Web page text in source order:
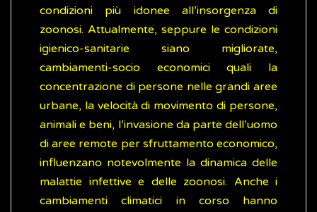
condizioni più idonee all’insorgenza di
zoonosi. Attualmente, seppure le condizioni
igienico-sanitarie siano migliorate,
cambiamenti-socio economici quali la
concentrazione di persone nelle grandi aree
urbane, la velocità di movimento di persone,
animali e beni, l’invasione da parte dell’uomo
di aree remote per sfruttamento economico,
influenzano notevolmente la dinamica delle
malattie infettive e delle zoonosi. Anche i
cambiamenti climatici in corso hanno